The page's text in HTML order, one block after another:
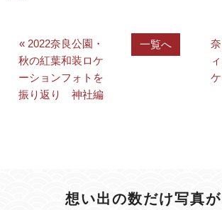
« 2022奈良公園・
秋の紅葉和装ロケ
ーションフォトを
振り返り 神社編
一覧へ
想い出の数だけ写真